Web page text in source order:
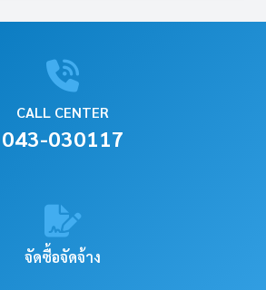
CALL CENTER
043-030117
จัดซื้อจัดจ้าง